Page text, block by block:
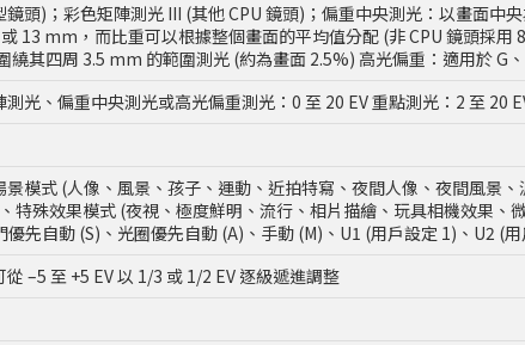
鏡頭)；彩色矩陣測光 III (其他 CPU 鏡頭)；偏重中央測光：以畫面中
13 mm，而比重可以根據整個畫面的平均值分配 (非 CPU 鏡頭採
繞其四周 3.5 mm 的範圍測光 (約為畫面 2.5%) 高光偏重：適用於 G
光、偏重中央測光或高光偏重測光：0 至 20 EV 重點測光：2 至 20
模式 (人像、風景、孩子、運動、近拍特寫、夜間人像、夜間風景
特殊效果模式 (夜視、極度鮮明、流行、相片描繪、玩具相機效果、
先自動 (S)、光圈優先自動 (A)、手動 (M)、U1 (用戶設定 1)、U2 (
–5 至 +5 EV 以 1/3 或 1/2 EV 逐級遞進調整